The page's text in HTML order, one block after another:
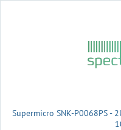
Supermicro SNK-P0068PS -